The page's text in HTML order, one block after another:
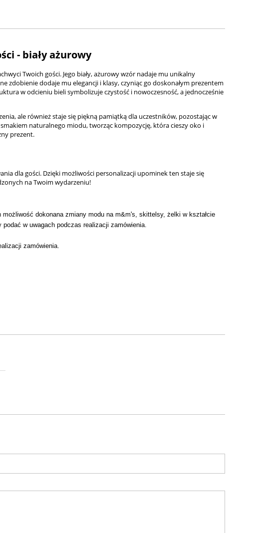
- biały ażurowy
Twoich gości. Jego biały, ażurowy wzór nadaje mu unikalny
zdobienie dodaje mu elegancji i klasy, czyniąc go doskonałym prezentem
w odcieniu bieli symbolizuje czystość i nowoczesność, a jednocześnie
ale również staje się piękną pamiątką dla uczestników, pozostając w
naturalnego miodu, tworząc kompozycję, która cieszy oko i
prezent.
dla gości. Dzięki możliwości personalizacji upominek ten staje się
na Twoim wydarzeniu!
dokonana zmiany modu na m&m's, skittelsy, żelki w kształcie
w uwagach podczas realizacji zamówienia.
zamówienia.